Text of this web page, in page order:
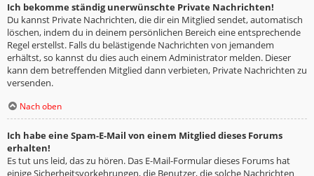
Ich bekomme ständig unerwünschte Private Nachrichten!
Du kannst Private Nachrichten, die dir ein Mitglied sendet, automatisch
löschen, indem du in deinem persönlichen Bereich eine entsprechende
Regel erstellst. Falls du belästigende Nachrichten von jemandem
erhältst, so kannst du dies auch einem Administrator melden. Dieser
kann dem betreffenden Mitglied dann verbieten, Private Nachrichten zu
versenden.
Nach oben
Ich habe eine Spam-E-Mail von einem Mitglied dieses Forums
erhalten!
Es tut uns leid, das zu hören. Das E-Mail-Formular dieses Forums hat
einige Sicherheitsvorkehrungen, die Benutzer, die solche Nachrichten